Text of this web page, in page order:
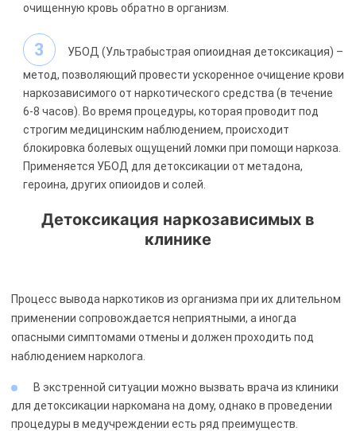
очищенную кровь обратно в организм.
УБОД (Ультрабыстрая опиоидная детоксикация) –
метод, позволяющий провести ускоренное очищение крови
наркозависимого от наркотического средства (в течение
6-8 часов). Во время процедуры, которая проводит под
строгим медицинским наблюдением, происходит
блокировка болевых ощущений ломки при помощи наркоза.
Применяется УБОД для детоксикации от метадона,
героина, других опиоидов и солей.
Детоксикация наркозависимых в
клинике
Процесс вывода наркотиков из организма при их длительном
применении сопровождается неприятными, а иногда
опасными симптомами отмены и должен проходить под
наблюдением нарколога.
В экстренной ситуации можно вызвать врача из клиники
для детоксикации наркомана на дому, однако в проведении
процедуры в медучреждении есть ряд преимуществ.